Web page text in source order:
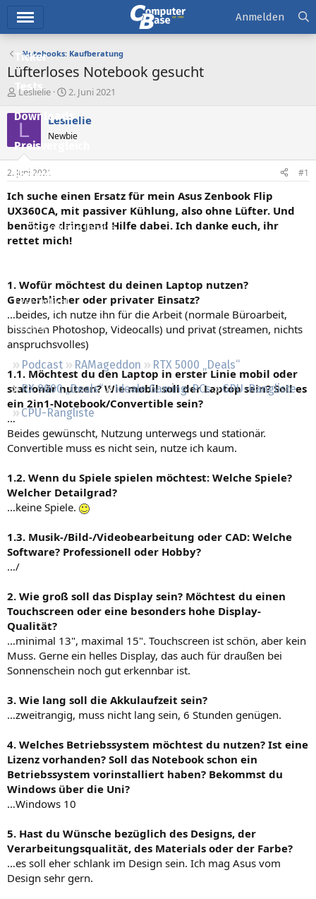
Ticker
Tests
Downloads
Preisvergleich
Forum
Aktuelles
Empfohlene Inhalte
Leserartikel
Regeln
Podcast RAMageddon
RTX 5000 „Deals“
RX 9000 „Deals“
Ideale Gaming-PCs
GPU-Rangliste
CPU-Rangliste
Anmelden
Notebooks: Kaufberatung
Lüfterloses Notebook gesucht
E
s
e
e
r
Leslielie
E
s
e
t
a
m
2. Juni 2021
L Leslielie
Newbie
2. Juni 2021 #1
Ich suche einen Ersatz für mein Asus Zenbook Flip
UX360CA, mit passiver Kühlung, also ohne Lüfter. Und
benötige dringend Hilfe dabei. Ich danke euch, ihr
rettet mich!
1. Wofür möchtest du deinen Laptop nutzen?
Gewerblicher oder privater Einsatz?
…beides, ich nutze ihn für die Arbeit (normale Büroarbeit,
bisschen Photoshop, Videocalls) und privat (streamen, nichts
anspruchsvolles)
1.1. Möchtest du den Laptop in erster Linie mobil oder
stationär nutzen? Wie mobil soll der Laptop sein? Soll es
ein 2in1-Notebook/Convertible sein?
…
Beides gewünscht, Nutzung unterwegs und stationär.
Convertible muss es nicht sein, nutze ich kaum.
1.2. Wenn du Spiele spielen möchtest: Welche Spiele?
Welcher Detailgrad?
…keine Spiele.
1.3. Musik-/Bild-/Videobearbeitung oder CAD: Welche
Software? Professionell oder Hobby?
…/
2. Wie groß soll das Display sein? Möchtest du einen
Touchscreen oder eine besonders hohe Display-
Qualität?
…minimal 13", maximal 15". Touchscreen ist schön, aber kein
Muss. Gerne ein helles Display, das auch für draußen bei
Sonnenschein noch gut erkennbar ist.
3. Wie lang soll die Akkulaufzeit sein?
…zweitrangig, muss nicht lang sein, 6 Stunden genügen.
4. Welches Betriebssystem möchtest du nutzen? Ist eine
Lizenz vorhanden? Soll das Notebook schon ein
Betriebssystem vorinstalliert haben? Bekommst du
Windows über die Uni?
…Windows 10
5. Hast du Wünsche bezüglich des Designs, der
Verarbeitungsqualität, des Materials oder der Farbe?
…es soll eher schlank im Design sein. Ich mag Asus vom
Design sehr gern.